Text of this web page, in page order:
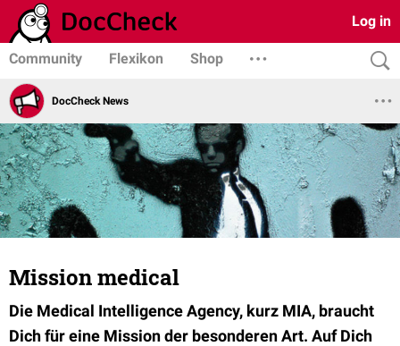
Log in
Community Flexikon Shop
DocCheck News
Mission medical
Die Medical Intelligence Agency, kurz MIA, braucht
Dich für eine Mission der besonderen Art. Auf Dich